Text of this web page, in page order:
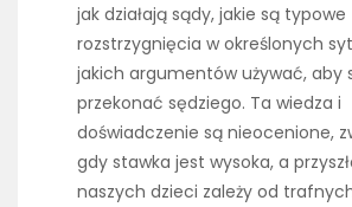
jak działają sądy, jakie są typowe
rozstrzygnięcia w określonych
jakich argumentów używać, aby
przekonać sędziego. Ta wiedza i
doświadczenie są nieocenione,
gdy stawka jest wysoka, a
naszych dzieci zależy od